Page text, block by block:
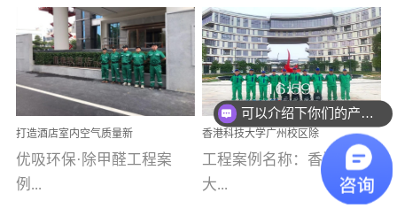
选择源头源材料、严控产
品质量，我们每一批的生
产产品都经过严格的质检
程序；生产车间为优吸总
部和全国分支机构生产光
触媒、净醛王、祛味剂等
优吸系列产品，保质保量
完成生产任务，确保全国
案例【深圳安居乐寓】室
内空气治理项目深圳安居
乐寓 深圳市安居乐寓
为深圳安居集团旗下城...
例(学校工装节选)广州南沙
小学(珠江湾校区)项目地
址：广州市南沙区海滨路
南沙珠江湾江门市蓬江区
禾...
打造酒店室内空气质量新
标杆——优吸环保·标杆之
作：东莞美豪雅致酒店室
内空气治理工程纪实
优吸环保·除甲醛工程案
例...
香港科技大学广州校区除
甲醛项目圆满完成
工程案例名称：香港科技
大...
可以介绍下你们的产品么
你们是怎么收费的呢